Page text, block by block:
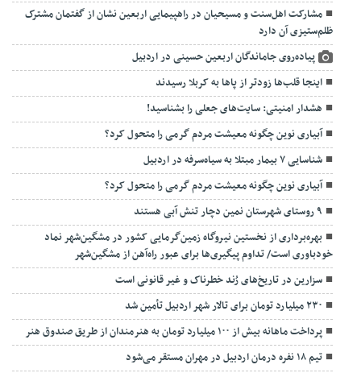
مشارکت اهل‌سنت و مسیحیان در راهپیمایی اربعین نشان از گفتمان مشترک
ظلم‌ستیزی آن دارد
پیاده‌روی جاماندگان اربعین حسینی در اردبیل
اینجا قلب‌ها زودتر از پاها به کربلا رسیدند
هشدار امنیتی: سایت‌های جعلی را بشناسید!
آبیاری نوین چگونه معیشت مردم گرمی را متحول کرد؟
شناسایی ۷ بیمار مبتلا به سیاه‌سرفه در اردبیل
آبیاری نوین چگونه معیشت مردم گرمی را متحول کرد؟
۹ روستای شهرستان نمین دچار تنش آبی هستند
بهره‌برداری از نخستین نیروگاه زمین‌گرمایی کشور در مشگین‌شهر نماد
خودباوری است/ تداوم پیگیری‌ها برای عبور راه‌آهن از مشگین‌شهر
سزارین در تاریخ‌های رُند خطرناک و غیر قانونی است
۲۳۰ میلیارد تومان برای تالار شهر اردبیل تأمین شد
پرداخت ماهانه بیش از ۱۰۰ میلیارد تومان به هنرمندان از طریق صندوق هنر
تیم ۱۸ نفره درمان اردبیل در مهران مستقر می‌شود